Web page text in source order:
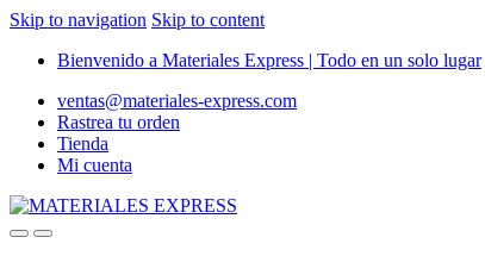
Skip to navigation Skip to content
Bienvenido a Materiales Express | Todo en un solo lugar
ventas@materiales-express.com
Rastrea tu orden
Tienda
Mi cuenta